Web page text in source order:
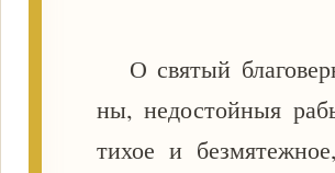
О святый
ны, недостойныя
тихое и